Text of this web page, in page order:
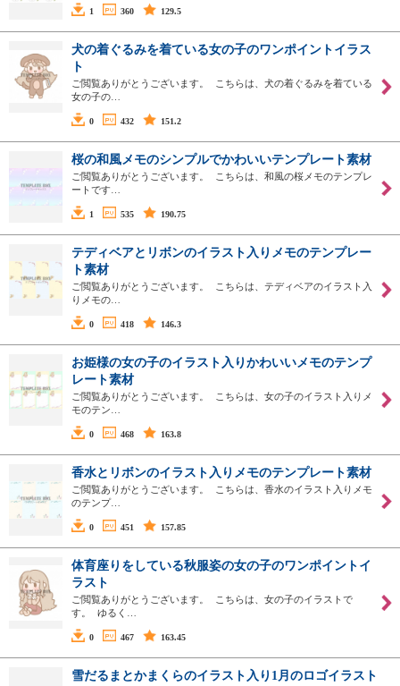
1 360 129.5
犬の着ぐるみを着ている女の子のワンポイントイラス
ト
ご閲覧ありがとうございます。 こちらは、犬の着ぐるみを着ている
女の子の…
0 432 151.2
桜の和風メモのシンプルでかわいいテンプレート素材
ご閲覧ありがとうございます。 こちらは、和風の桜メモのテンプレ
ートです…
1 535 190.75
テディベアとリボンのイラスト入りメモのテンプレー
ト素材
ご閲覧ありがとうございます。 こちらは、テディベアのイラスト入
りメモの…
0 418 146.3
お姫様の女の子のイラスト入りかわいいメモのテンプ
レート素材
ご閲覧ありがとうございます。 こちらは、女の子のイラスト入りメ
モのテン…
0 468 163.8
香水とリボンのイラスト入りメモのテンプレート素材
ご閲覧ありがとうございます。 こちらは、香水のイラスト入りメモ
のテンプ…
0 451 157.85
体育座りをしている秋服姿の女の子のワンポイントイ
ラスト
ご閲覧ありがとうございます。 こちらは、女の子のイラストで
す。 ゆるく…
0 467 163.45
雪だるまとかまくらのイラスト入り1月のロゴイラスト